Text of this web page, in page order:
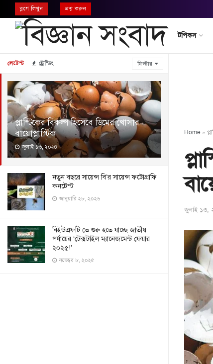
লেটেস্ট ট্রেন্ডিং ফিল্টার
প্লাস্টিকের বিকল্প হিসেবে ডিমের খোসার
বায়োপ্লাস্টিক
জুলাই ১৩, ২০২৪
নতুন বছরে সায়েন্স বি’র সায়েন্স ফটোগ্রাফি
কনটেস্ট
জানুয়ারি ২৮, ২০২৬
বিইউএফটি তে শুরু হতে যাচ্ছে জাতীয়
পর্যায়ের ‘টেক্সটাইল ম্যানেজমেন্ট ফেয়ার
২০২৫!’
নভেম্বর ৮, ২০২৫
ব্লগে লিখুন প্রশ্ন করুন
টপিকস
Home »
জুলাই ১৩,